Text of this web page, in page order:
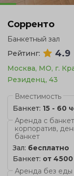
Сорренто
Банкетный зал
Рейтинг:
4.9
Москва, МО, г.
Резиденц, 43
Вместимость
Банкет: 15 - 60
Аренда с
корпоратив,
банкет
Зал: бесплатно
Банкет: от
Аренда без еды